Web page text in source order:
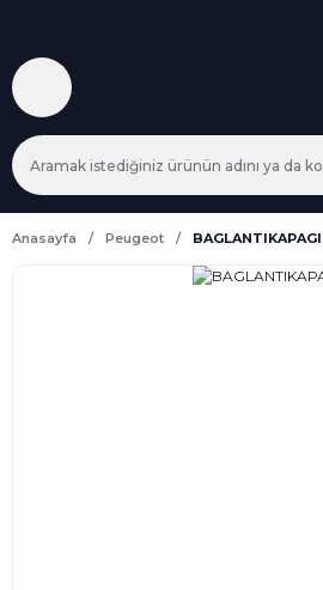
Anasayfa Peugeot BAGLANTIKAPAGI